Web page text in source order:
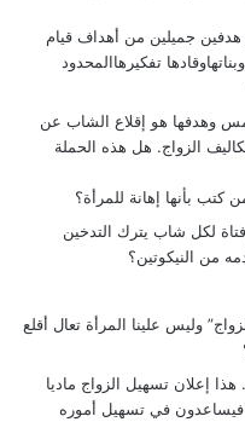
هدفين جميلين من أهداف قيام
تفكيرهاالمحدود
وهدفها هو إقلاع الشاب عن
الزواج. هل هذه الحملة
كتب بأنها إهانة للمرأة؟
لكل شاب يترك التدخين
من النيكوتين؟
وليس علينا المرأة تعال أقلع
إعلان تسهيل الزواج ماديا
في تسهيل أموره